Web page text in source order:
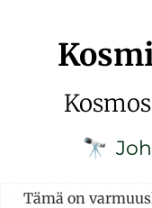
🔭
Tämä on